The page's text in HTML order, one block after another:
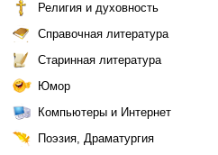
Религия и духовность
Справочная литература
Старинная литература
Юмор
Компьютеры и Интернет
Поэзия, Драматургия